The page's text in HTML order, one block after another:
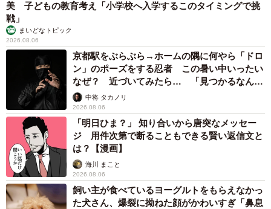
美 子どもの教育考え「小学校へ入学するこのタイミングで挑
戦」
まいどなトピック
2026.08.06
京都駅をぶらぶら→ホームの隅に何やら「ドロ
ン」のポーズをする忍者 この暑い中いったい
なぜ？ 近づいてみたら… 「見つかるなんて
未熟」中将 タカノリ
2026.08.06
「明日ひま？」 知り合いから唐突なメッセー
ジ 用件次第で断ることもできる賢い返信文と
は？【漫画】
海川 まこと
2026.08.06
飼い主が食べているヨーグルトをもらえなかっ
た犬さん、爆裂に拗ねた顔がかわいすぎ「鼻息